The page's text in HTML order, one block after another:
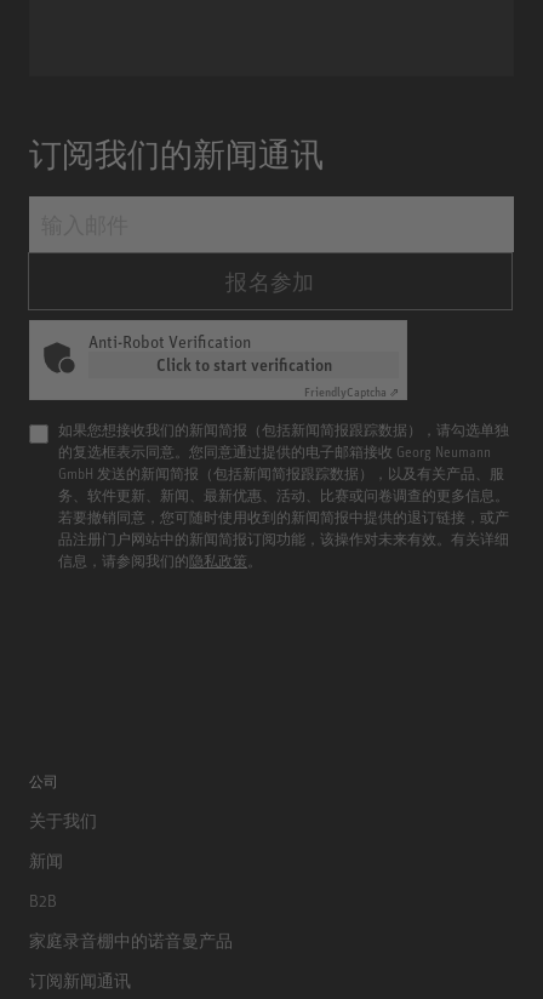
订阅我们的新闻通讯
报名参加
Anti-Robot Verification
Click to start verification
FriendlyCaptcha ⇗
如果您想接收我们的新闻简报（包括新闻简报跟踪数据），请勾选单独
的复选框表示同意。您同意通过提供的电子邮箱接收 Georg Neumann
GmbH 发送的新闻简报（包括新闻简报跟踪数据），以及有关产品、服
务、软件更新、新闻、最新优惠、活动、比赛或问卷调查的更多信息。
若要撤销同意，您可随时使用收到的新闻简报中提供的退订链接，或产
品注册门户网站中的新闻简报订阅功能，该操作对未来有效。有关详细
信息，请参阅我们的 隐私政策。
公司
关于我们
新闻
B2B
家庭录音棚中的诺音曼产品
订阅新闻通讯